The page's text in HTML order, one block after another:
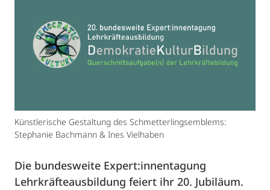
Künstlerische Gestaltung des Schmetterlingsemblems:
Stephanie Bachmann & Ines Vielhaben
Die bundesweite Expert:innentagung
Lehrkräfteausbildung feiert ihr 20. Jubiläum.